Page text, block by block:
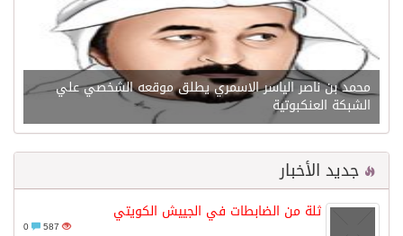
محمد بن ناصر الياسر الاسمري يطلق موقعه الشخصي علي
الشبكة العنكبوتية
جديد الأخبار
ثلة من الضابطات في الجييش الكويتي
587